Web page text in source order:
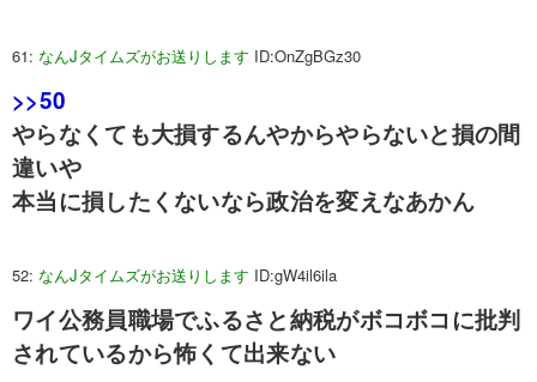
61: なんJタイムズがお送りします ID:OnZgBGz30
>>50
やらなくても大損するんやからやらないと損の間
違いや
本当に損したくないなら政治を変えなあかん
52: なんJタイムズがお送りします ID:gW4il6ila
ワイ公務員職場でふるさと納税がボコボコに批判
されているから怖くて出来ない